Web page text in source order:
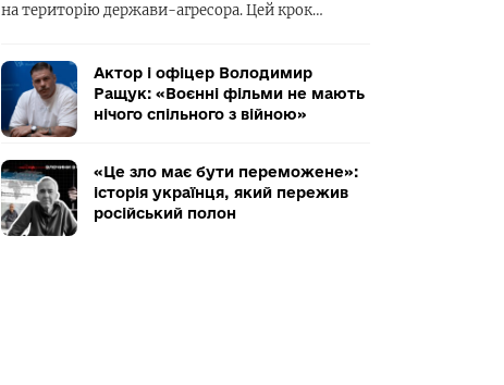
на територію держави-агресора. Цей крок…
Актор і офіцер Володимир
Ращук: «Воєнні фільми не мають
нічого спільного з війною»
«Це зло має бути переможене»:
історія українця, який пережив
російський полон